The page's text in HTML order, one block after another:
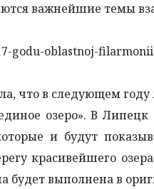
важнейшие темы
что в следующем
озеро». В
и будут
красивейшего
будет выполнена в